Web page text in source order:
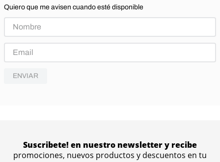
Quiero que me avisen cuando esté disponible
ENVIAR
Suscribete! en nuestro newsletter y recibe
promociones, nuevos productos y descuentos en tu